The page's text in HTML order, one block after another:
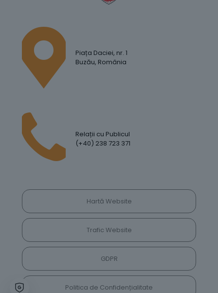
Piața Daciei, nr. 1
Buzău, România
Relații cu Publicul
(+40) 238 723 371
Hartă Website
Trafic Website
GDPR
Politica de Confidențialitate